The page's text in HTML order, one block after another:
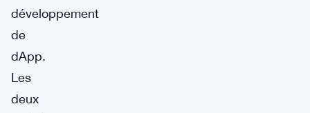
développement
de
dApp.
Les
deux